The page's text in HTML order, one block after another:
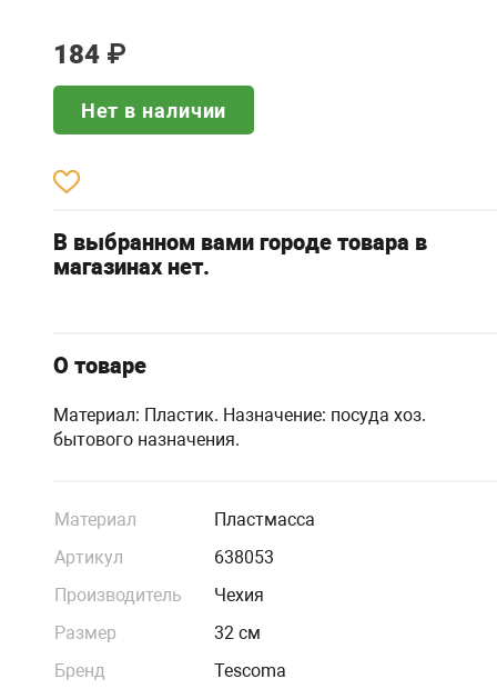
184 ₽
Нет в наличии
В выбранном вами городе товара в
магазинах нет.
О товаре
Материал: Пластик. Назначение: посуда хоз.
бытового назначения.
Материал
Пластмасса
Артикул
638053
Производитель
Чехия
Размер
32 см
Бренд
Tescoma